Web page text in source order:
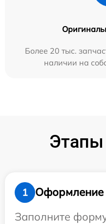
Более 20 тыс.
наличии на
1
Оформление
Заполните